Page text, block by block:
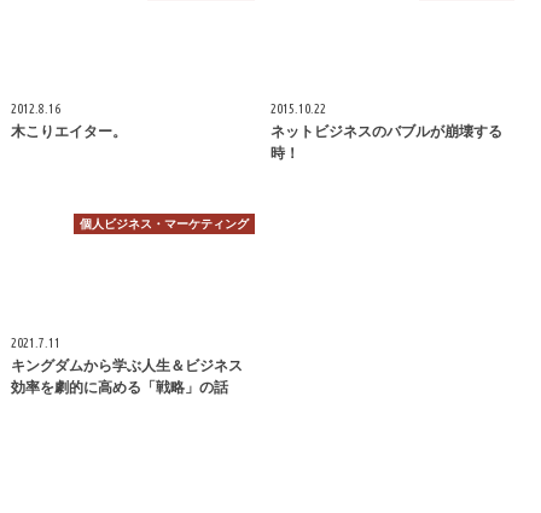
2012.8.16
木こりエイター。
2015.10.22
ネットビジネスのバブルが崩壊する
時！
個人ビジネス・マーケティング
2021.7.11
キングダムから学ぶ人生＆ビジネス
効率を劇的に高める「戦略」の話